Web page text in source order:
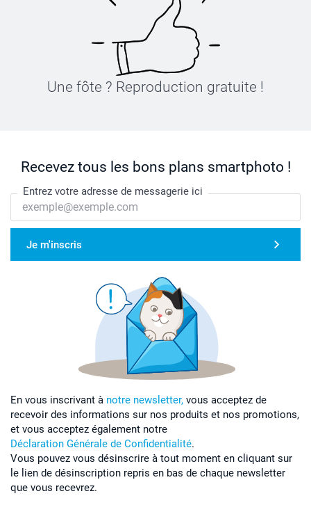
19 cm
55 cm
76 cm
58,5 cm
19,5 cm
77,2 cm
61,5 cm
20 cm
Une fôte ? Reproduction gratuite !
Recevez tous les bons plans smartphoto !
Entrez votre adresse de messagerie ici
Je m'inscris
En vous inscrivant à notre newsletter, vous acceptez de
recevoir des informations sur nos produits et nos promotions,
et vous acceptez également notre
Déclaration Générale de Confidentialité.
Vous pouvez vous désinscrire à tout moment en cliquant sur
le lien de désinscription repris en bas de chaque newsletter
que vous recevrez.